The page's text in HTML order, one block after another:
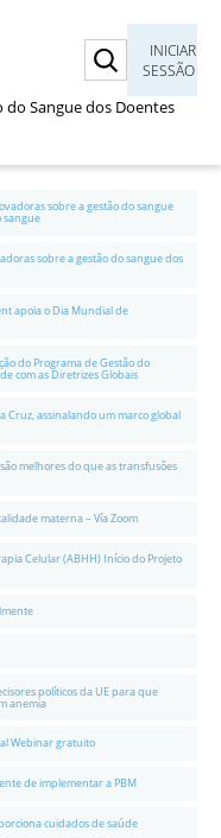
INICIAR
SESSÃO
Sangue dos Doentes
sobre a gestão do sangue
sangue
sobre a gestão do sangue dos
apoia o Dia Mundial de
do Programa de Gestão do
com as Diretrizes Globais
Cruz, assinalando um marco global
melhores do que as transfusões
materna – Vía Zoom
Celular (ABHH) Início do Projeto
políticos da UE para que
anemia
Webinar gratuito
de implementar a PBM
cuidados de saúde